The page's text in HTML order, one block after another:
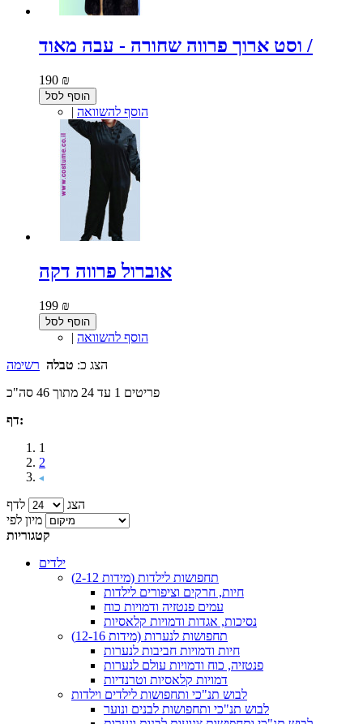
וסט ארוך פרווה שחורה - עבה מאוד /
190 ₪
הוסף לסל
| הוסף להשוואה
אוברול פרווה דקה
199 ₪
הוסף לסל
| הוסף להשוואה
הצג כ: טבלה רשימה
פריטים 1 עד 24 מתוך 46 סה"כ
דף:
1
2
הצג
לדף
מיון לפי
קטגוריות
ילדים
תחפושות לילדות (מידות 2-12)
חיות, חרקים וציפורים לילדות
עמים פנטזיה ודמויות כוח
נסיכות, אגדות ודמויות קלאסיות
תחפושות לנערות (מידות 12-16)
חיות ודמויות חביבות לנערות
פנטזיה, כוח ודמויות עולם לנערות
דמויות קלאסיות וטרנדיות
לבוש תנ"כי ותחפושות לילדים וילדות
לבוש תנ"כי ותחפושות לבנים ונוער